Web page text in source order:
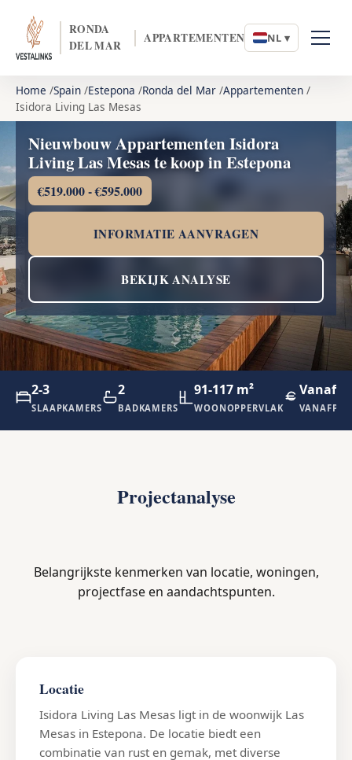
RONDA
DEL MAR
APPARTEMENTEN NL ▾
Home Spain Estepona Ronda del Mar Appartementen
Isidora Living Las Mesas
Nieuwbouw Appartementen Isidora
Living Las Mesas te koop in Estepona
€519.000 - €595.000
INFORMATIE AANVRAGEN
BEKIJK ANALYSE
2-3
SLAAPKAMERS
2
BADKAMERS
91-117 m²
WOONOPPERVLAK
Vanaf
Projectanalyse
Belangrijkste kenmerken van locatie, woningen,
projectfase en aandachtspunten.
Locatie
Isidora Living Las Mesas ligt in de woonwijk Las
Mesas in Estepona. De locatie biedt een
combinatie van rust en gemak, met diverse